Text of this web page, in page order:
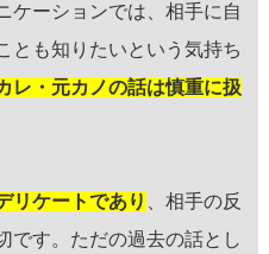
ケーションでは、相手に自
とも知りたいという気持ち
レ・元カノの話は慎重に扱
リケートであり
、相手の反
です。ただの過去の話とし